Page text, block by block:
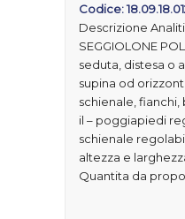
Codice:
Descrizione
SEGGIOLONE
seduta, distesa o
supina od
schienale,
il – poggiapiedi
schienale
altezza e
Quantita da